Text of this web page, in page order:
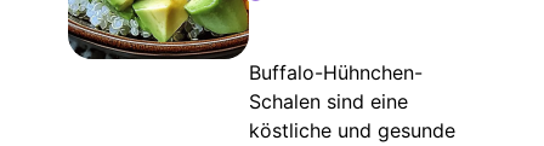
Buffalo-Hühnchen-
Schalen sind eine
köstliche und gesunde